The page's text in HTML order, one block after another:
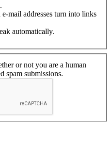
e-mail addresses turn into links
automatically.
or not you are a human
spam submissions.